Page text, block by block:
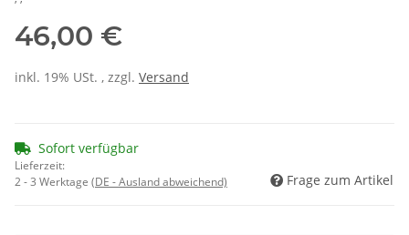
46,00 €
inkl. 19% USt. , zzgl. Versand
Sofort verfügbar
Lieferzeit:
2 - 3 Werktage (DE - Ausland abweichend) Frage zum Artikel